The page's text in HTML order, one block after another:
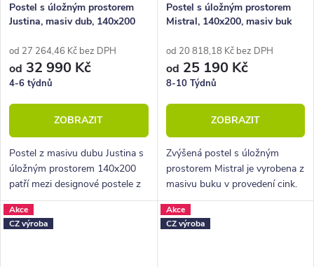
Postel s úložným prostorem
Justina, masiv dub, 140x200
od 27 264,46 Kč bez DPH
od 32 990 Kč
4-6 týdnů
ZOBRAZIT
Postel z masivu dubu Justina s
úložným prostorem 140x200
patří mezi designové postele z
nábytkové řady BedWorld.
Vyniká krásným zaobleným
čelem u hlavy a celkově pevnou
Postel s úložným prostorem
Mistral, 140x200, masiv buk
od 20 818,18 Kč bez DPH
od 25 190 Kč
8-10 Týdnů
ZOBRAZIT
Zvýšená postel s úložným
prostorem Mistral je vyrobena z
masivu buku v provedení cink.
Řadí se mezi kvalitní české
výrobky nábytkové řady
HappyBed. U postele Mistral
Akce
CZ výroba
Akce
CZ výroba